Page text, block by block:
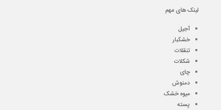
لینک های مهم
آجیل
خشکبار
تنقلات
شکلات
چای
دمنوش
میوه خشک
پسته